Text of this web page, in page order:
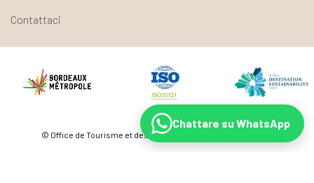
Contattaci
© Office de Tourisme et des Congrès de Bordeaux Métropole
Chattare su WhatsApp